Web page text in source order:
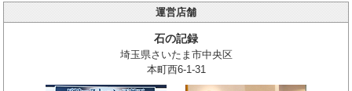
運営店舗
石の記録
埼玉県さいたま市中央区
本町西6-1-31